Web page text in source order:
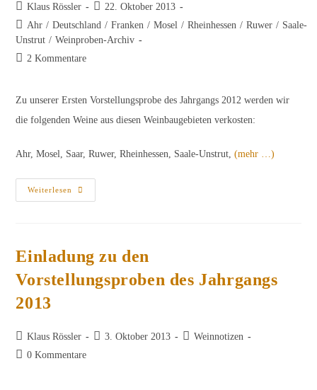
Beitrags-
Autor:
Klaus Rössler
Beitrag
veröffentlicht:
22. Oktober 2013
Beitrags-
Kategorie:
Ahr / Deutschland / Franken / Mosel / Rheinhessen / Ruwer / Saale-
Unstrut / Weinproben-Archiv
Beitrags-
2 Kommentare
Zu unserer Ersten Vorstellungsprobe des Jahrgangs 2012 werden wir
die folgenden Weine aus diesen Weinbaugebieten verkosten:
Ahr, Mosel, Saar, Ruwer, Rheinhessen, Saale-Unstrut,(mehr …)
Weiterlesen
Erste
Vorstellungsprobe
Einladung zu den
Vorstellungsproben des Jahrgangs
2013
Beitrags-
Autor:
Klaus Rössler
Beitrag
3. Oktober 2013
Beitrags-
Weinnotizen
Beitrags-
0 Kommentare